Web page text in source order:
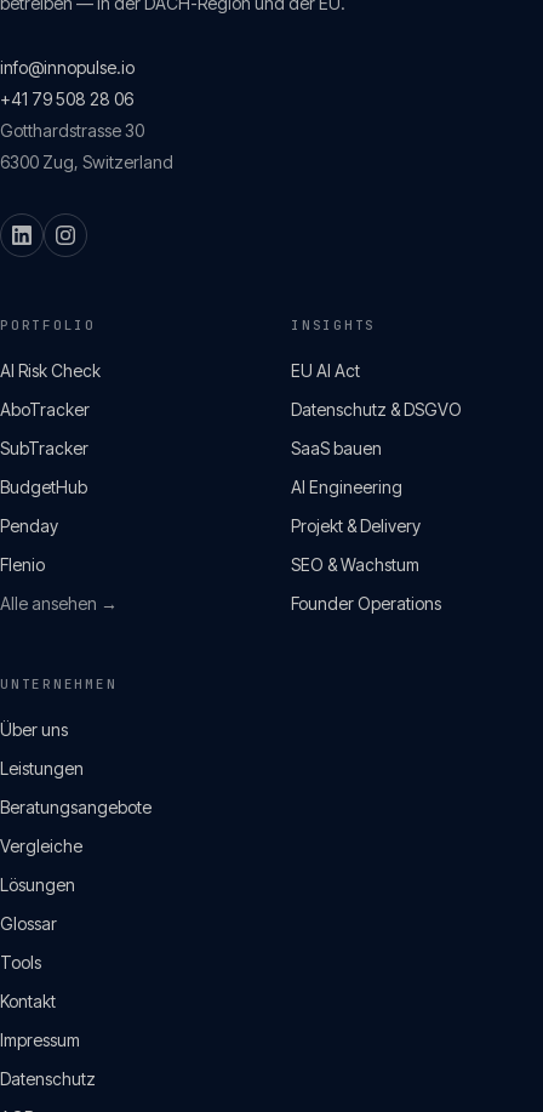
info@innopulse.io
+41 79 508 28 06
Gotthardstrasse 30
6300 Zug, Switzerland
PORTFOLIO
AI Risk Check
AboTracker
SubTracker
BudgetHub
Penday
Flenio
Alle ansehen →
INSIGHTS
EU AI Act
Datenschutz & DSGVO
SaaS bauen
AI Engineering
Projekt & Delivery
SEO & Wachstum
Founder Operations
UNTERNEHMEN
Über uns
Leistungen
Beratungsangebote
Vergleiche
Lösungen
Glossar
Tools
Kontakt
Impressum
Datenschutz